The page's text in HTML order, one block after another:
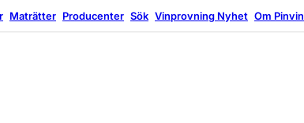
Maträtter Producenter Sök Vinprovning Nyhet Om